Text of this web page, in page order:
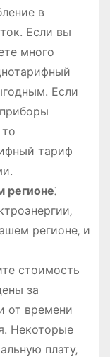
в
Если вы
много
Если
тариф
регионе⁚
регионе‚ и
стоимость
за
от времени
Некоторые
плату‚